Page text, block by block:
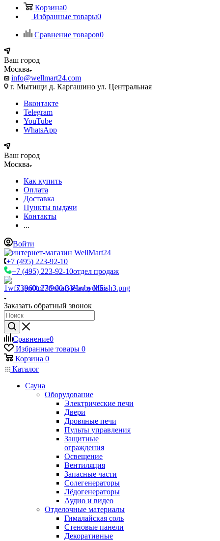
Корзина0
Избранные товары0
Сравнение товаров0
Ваш город
Москва
info@wellmart24.com
г. Мытищи д. Каргашино ул. Центральная
Вконтакте
Telegram
YouTube
WhatsApp
Ваш город
Москва
Как купить
Оплата
Доставка
Пункты выдачи
Контакты
...
Войти
+7 (495) 223-92-10
+7 (495) 223-92-10отдел продаж
+7 (960) 230-00-33Чат в Max
Заказать обратный звонок
Сравнение0
Избранные товары 0
Корзина 0
Каталог
Сауна
Оборудование
Электрические печи
Двери
Дровяные печи
Пульты управления
Защитные
ограждения
Освещение
Вентиляция
Запасные части
Солегенераторы
Лёдогенераторы
Аудио и видео
Отделочные материалы
Гималайская соль
Стеновые панели
Декоративные